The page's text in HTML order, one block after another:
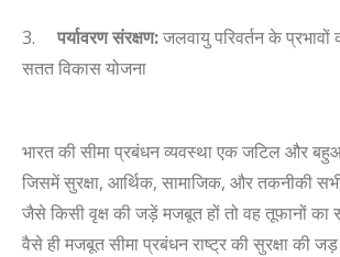
3. पर्यावरण संरक्षण:जलवायु परिवर्तन के
सतत विकास योजना
भारत की सीमा प्रबंधन व्यवस्था एक जटिल और
जिसमें सुरक्षा, आर्थिक, सामाजिक, और तकनीकी
जैसे किसी वृक्ष की जड़ें मजबूत हों तो वह तूफानों का
वैसे ही मजबूत सीमा प्रबंधन राष्ट्र की सुरक्षा की